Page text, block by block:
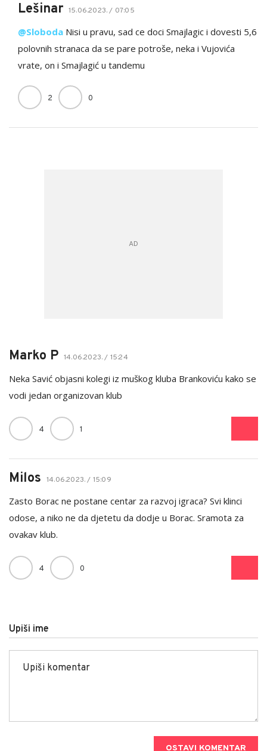
Lešinar 15.06.2023. / 07:05
@Sloboda Nisi u pravu, sad ce doci Smajlagic i dovesti 5,6
polovnih stranaca da se pare potroše, neka i Vujovića
vrate, on i Smajlagić u tandemu
2 0
Marko P 14.06.2023. / 15:24
Neka Savić objasni kolegi iz muškog kluba Brankoviću kako se
vodi jedan organizovan klub
4 1
Milos 14.06.2023. / 15:09
Zasto Borac ne postane centar za razvoj igraca? Svi klinci
odose, a niko ne da djetetu da dodje u Borac. Sramota za
ovakav klub.
4 0
Upiši ime
OSTAVI KOMENTAR